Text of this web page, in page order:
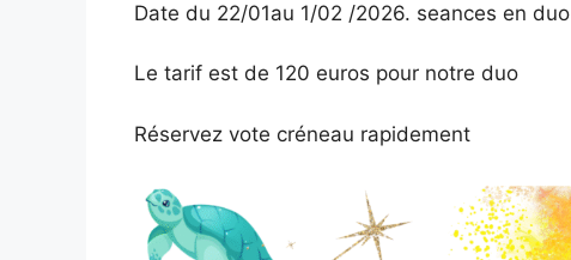
Date du 22/01au 1/02 /2026. seances en duo
Le tarif est de 120 euros pour notre duo
Réservez vote créneau rapidement